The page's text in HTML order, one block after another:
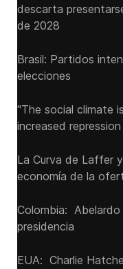
descarta
de 2028
Brasil: Partidos
elecciones
"The social climate
increased
La Curva de Laffer
economía de la
Colombia: Abelardo
presidencia
EUA: Charlie